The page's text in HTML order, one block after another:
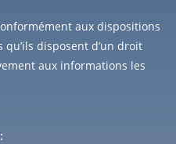
aux dispositions
disposent d’un droit
aux informations les